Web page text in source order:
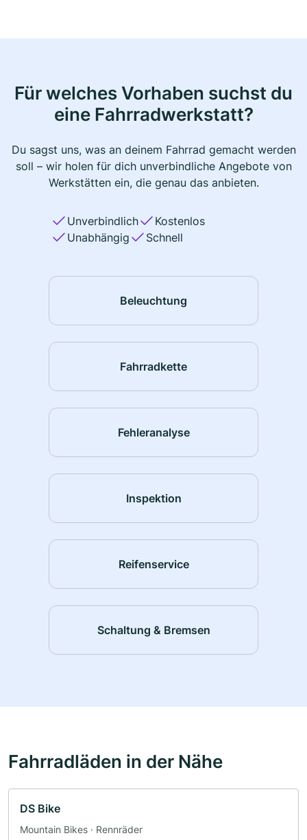
Für welches Vorhaben suchst du
eine Fahrradwerkstatt?
Du sagst uns, was an deinem Fahrrad gemacht werden
soll – wir holen für dich unverbindliche Angebote von
Werkstätten ein, die genau das anbieten.
Unverbindlich
Kostenlos
Unabhängig
Schnell
Beleuchtung
Fahrradkette
Fehleranalyse
Inspektion
Reifenservice
Schaltung & Bremsen
Fahrradläden in der Nähe
DS Bike
Mountain Bikes · Rennräder